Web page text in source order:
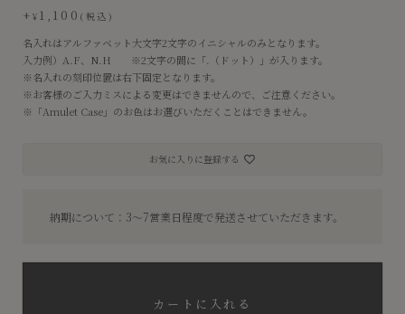
+ ¥ 1,100 税込
名入れはアルファベット大文字2文字のイニシャルのみとなります。
入力例）A.F、N.H ※2文字の間に「.（ドット）」が入ります。
※名入れの刻印位置は右下固定となります。
※お客様のご入力ミスによる変更はできませんので、ご注意ください。
※「Amulet Case」のお色はお選びいただくことはできません。
納期について：3〜7営業日程度で発送させていただきます。
お気に入りに登録する
カートに入れる